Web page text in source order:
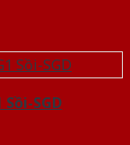
SGD